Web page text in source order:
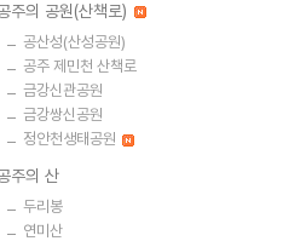
주의 공원(산책로)
공산성(산성공원)
공주 제민천 산책로
금강신관공원
금강쌍신공원
정안천생태공원
주의 산
두리봉
연미산